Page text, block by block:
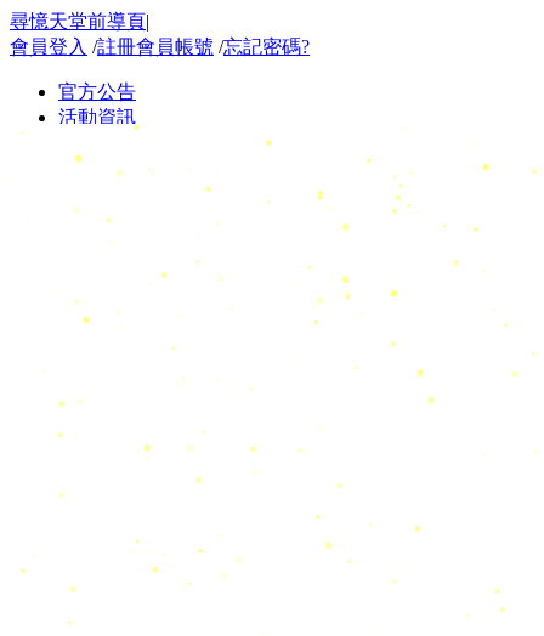
尋憶天堂前導頁|
會員登入 /註冊會員帳號 /忘記密碼?